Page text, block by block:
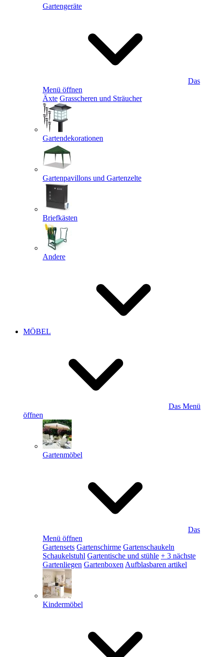
Gartengeräte
Das
Menü öffnen
Äxte Grasscheren und Sträucher
Gartendekorationen
Gartenpavillons und Gartenzelte
Briefkästen
Andere
MÖBEL
Das Menü
öffnen
Gartenmöbel
Das
Menü öffnen
Gartensets Gartenschirme Gartenschaukeln
Schaukelstuhl Gartentische und stühle + 3 nächste
Gartenliegen Gartenboxen Aufblasbaren artikel
Kindermöbel